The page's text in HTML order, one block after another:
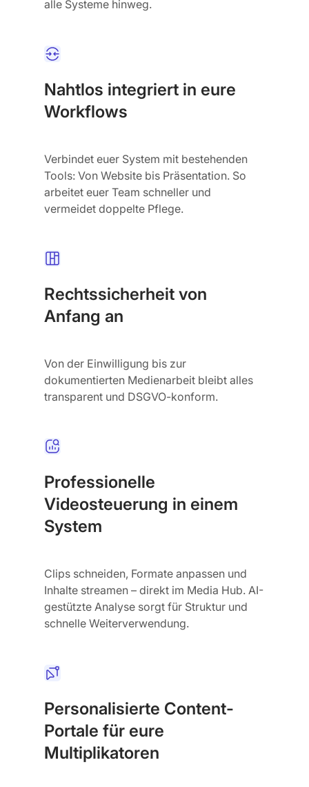
alle Systeme hinweg.
Nahtlos integriert in eure
Workflows
Verbindet euer System mit bestehenden
Tools: Von Website bis Präsentation. So
arbeitet euer Team schneller und
vermeidet doppelte Pflege.
Rechtssicherheit von
Anfang an
Von der Einwilligung bis zur
dokumentierten Medienarbeit bleibt alles
transparent und DSGVO-konform.
Professionelle
Videosteuerung in einem
System
Clips schneiden, Formate anpassen und
Inhalte streamen – direkt im Media Hub. AI-
gestützte Analyse sorgt für Struktur und
schnelle Weiterverwendung.
Personalisierte Content-
Portale für eure
Multiplikatoren